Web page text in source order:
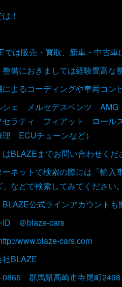
！
では販売・買取、新車・中古
整備におきましては経験豊富
よるコーディングや車両コン
シェ メルセデスベンツ
ラティ フィアット ロール
ECUチューンなど）
BLAZEまでお問い合わせくだ
ーネットで検索の際には「
」などで検索してみてください。
BLAZE公式ラインアカウント
ID ＠blaze-cars
www.blaze-cars.com
社BLAZE
0865 群馬県高崎市寺尾町